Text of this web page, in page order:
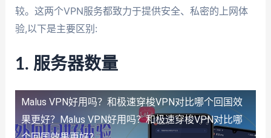
较。这两个VPN服务都致力于提供安全、私密的上网体
验,以下是主要区别:
1. 服务器数量
Malus VPN好用吗？和极速穿梭VPN对比哪个回国效
果更好？ Malus VPN好用吗？和极速穿梭VPN对比哪